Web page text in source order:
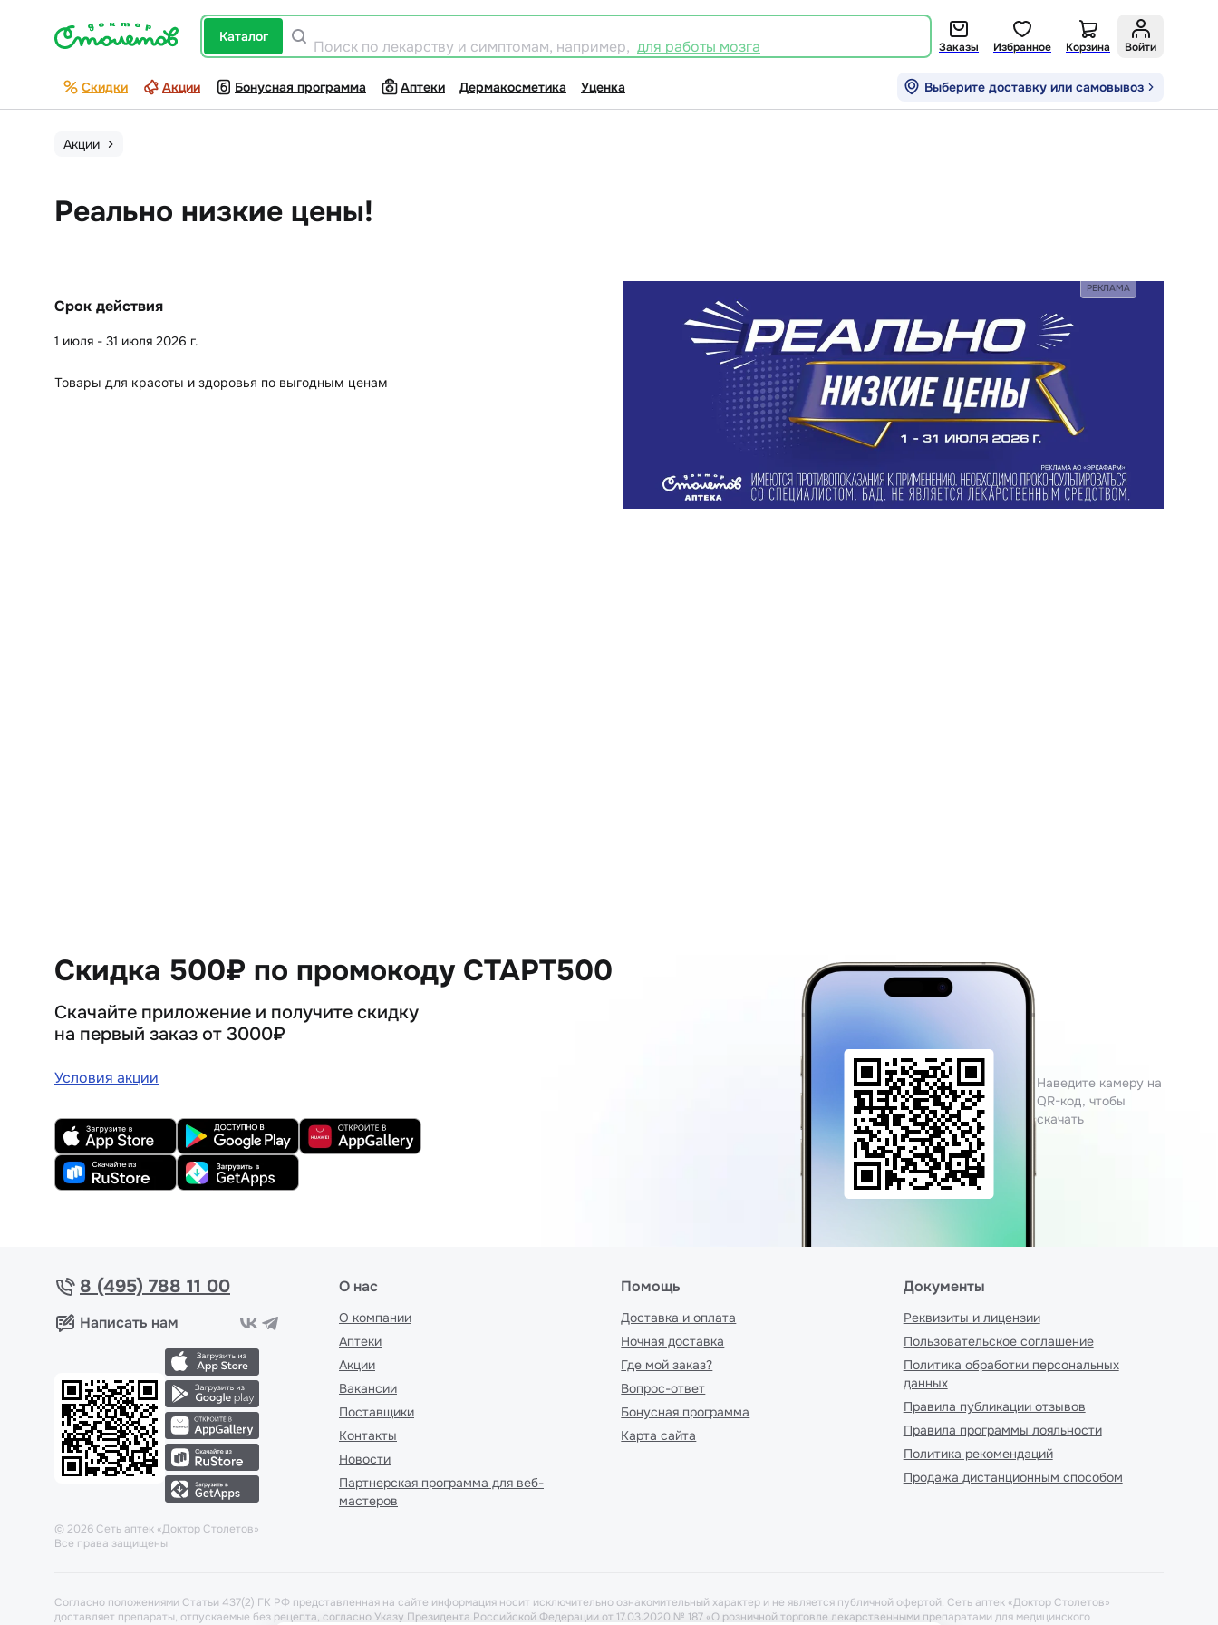
каталог
Поиск по лекарству и симптомам, например, для работы мозга Заказы Избранное Корзина Войти
Скидки Акции Бонусная программа Аптеки Дермакосметика Уценка Выберите доставку или самовывоз
Акции
Реально низкие цены!
Срок действия
1 июля - 31 июля 2026 г.
Товары для красоты и здоровья по выгодным ценам
РЕКЛАМА
Скидка 500₽ по промокоду СТАРТ500
Скачайте приложение и получите скидку
на первый заказ от 3000₽
Условия акции
Наведите камеру на
QR-код, чтобы
скачать
8 (495) 788 11 00
Написать нам
© 2026 Сеть аптек «Доктор Столетов»
Все права защищены
О нас
О компании
Аптеки
Акции
Вакансии
Поставщики
Контакты
Новости
Партнерская программа для веб-
мастеров
Помощь
Доставка и оплата
Ночная доставка
Где мой заказ?
Вопрос-ответ
Бонусная программа
Карта сайта
Документы
Реквизиты и лицензии
Пользовательское соглашение
Политика обработки персональных
данных
Правила публикации отзывов
Правила программы лояльности
Политика рекомендаций
Продажа дистанционным способом
Согласно положениями Статьи 437(2) ГК РФ представленная на сайте информация носит исключительно ознакомительный характер и не является публичной офертой. Сеть аптек «Доктор Столетов»
доставляет препараты, отпускаемые без рецепта, согласно Указу Президента Российской Федерации от 17.03.2020 № 187 «О розничной торговле лекарственными препаратами для медицинского